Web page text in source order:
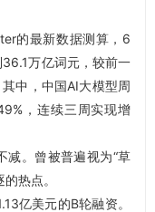
的最新数据测算，6
万亿词元，较前一
中，中国AI大模型周
，连续三周实现增
。曾被普遍视为“草
热点。
亿美元的B轮融资。